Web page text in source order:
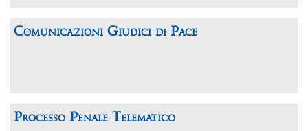
Comunicazioni Giudici di Pace
Processo Penale Telematico